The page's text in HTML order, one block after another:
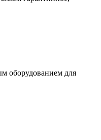
оборудованием для